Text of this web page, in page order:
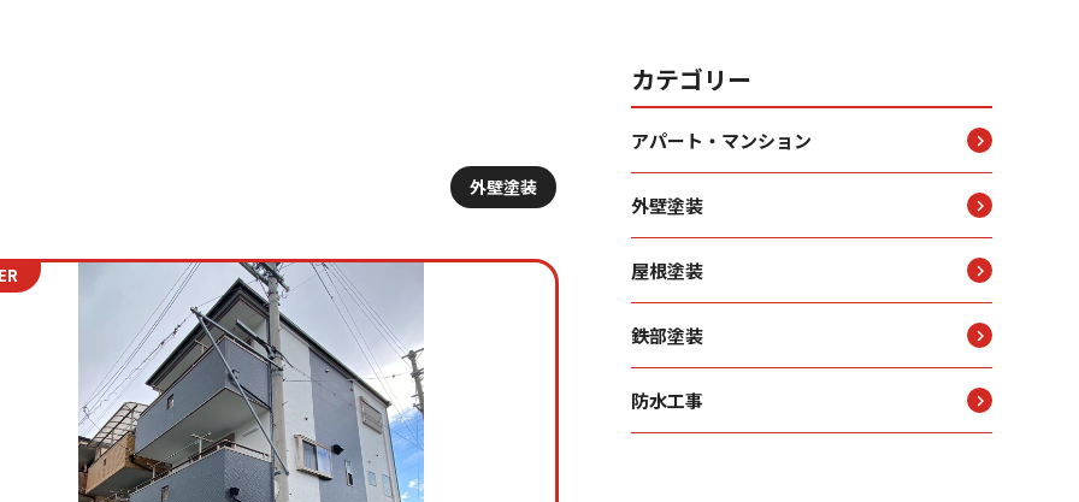
外壁塗装
カテゴリー
アパート・マンション
外壁塗装
屋根塗装
鉄部塗装
防水工事